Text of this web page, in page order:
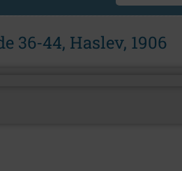
36-44, Haslev, 1906